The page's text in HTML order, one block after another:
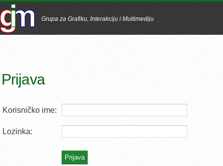
Grupa za Grafiku, Interakciju i Multimediju
Prijava
Korisničko ime:
Lozinka: